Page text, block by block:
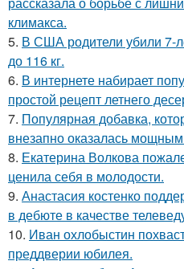
климакса.
5. В США родители убили 7-
до 116 кг.
6. В интернете набирает
простой рецепт летнего
7. Популярная добавка,
внезапно оказалась
8. Екатерина Волкова
ценила себя в молодости.
9. Анастасия костенко
в дебюте в качестве
10. Иван охлобыстин
преддверии юбилея.